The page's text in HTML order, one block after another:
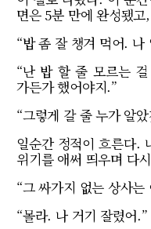
면은 5분 만에 완성됐
“밥 좀 잘 챙겨 먹어. 나
“난 밥 할 줄 모르는
가든가 했어야지.”
“그렇게 갈 줄 누가 알
일순간 정적이 흐른다.
위기를 애써 띄우며 다
“그 싸가지 없는 상사는
“몰라. 나 거기 잘렸어.”